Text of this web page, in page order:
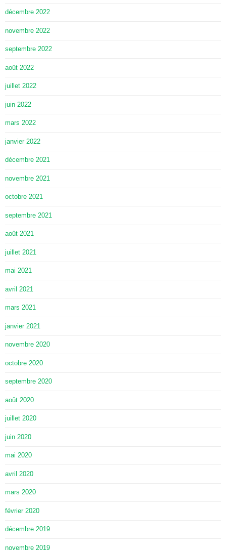
décembre 2022
novembre 2022
septembre 2022
août 2022
juillet 2022
juin 2022
mars 2022
janvier 2022
décembre 2021
novembre 2021
octobre 2021
septembre 2021
août 2021
juillet 2021
mai 2021
avril 2021
mars 2021
janvier 2021
novembre 2020
octobre 2020
septembre 2020
août 2020
juillet 2020
juin 2020
mai 2020
avril 2020
mars 2020
février 2020
décembre 2019
novembre 2019